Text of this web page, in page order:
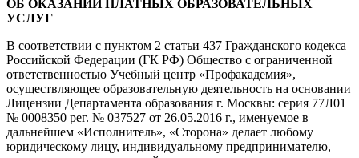
ОБ ОКАЗАНИИ ПЛАТНЫХ ОБРАЗОВАТЕЛЬНЫХ
УСЛУГ
В соответствии с пунктом 2 статьи 437 Гражданского кодекса
Российской Федерации (ГК РФ) Общество с ограниченной
ответственностью Учебный центр «Профакадемия»,
осуществляющее образовательную деятельность на основании
Лицензии Департамента образования г. Москвы: серия 77Л01
№ 0008350 рег. № 037527 от 26.05.2016 г., именуемое в
дальнейшем «Исполнитель», «Сторона» делает любому
юридическому лицу, индивидуальному предпринимателю,